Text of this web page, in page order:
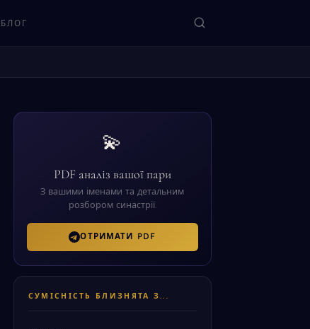
БЛОГ
💫
PDF аналіз вашої пари
З вашими іменами та детальним
розбором синастрії.
ОТРИМАТИ PDF
СУМІСНІСТЬ БЛИЗНЯТА З...